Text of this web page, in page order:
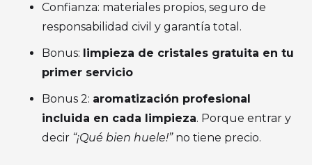
Confianza: materiales propios, seguro de
responsabilidad civil y garantía total.
Bonus: limpieza de cristales gratuita en tu
primer servicio
Bonus 2: aromatización profesional
incluida en cada limpieza. Porque entrar y
decir “¡Qué bien huele!”no tiene precio.